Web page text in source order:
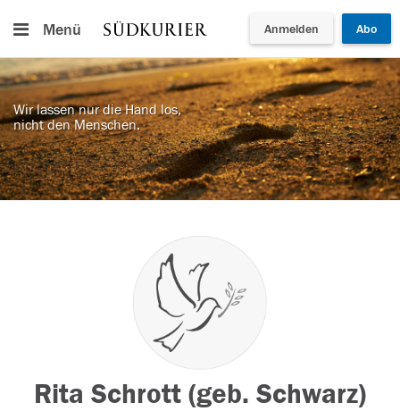
Menü Anmelden Abo
Wir lassen nur die Hand los,
nicht den Menschen.
Rita Schrott (geb. Schwarz)